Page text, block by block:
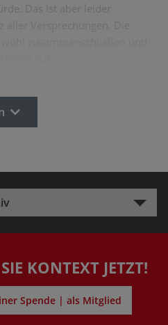
Das ist aber leider
KONTEXT JETZT!
Spende | als Mitglied